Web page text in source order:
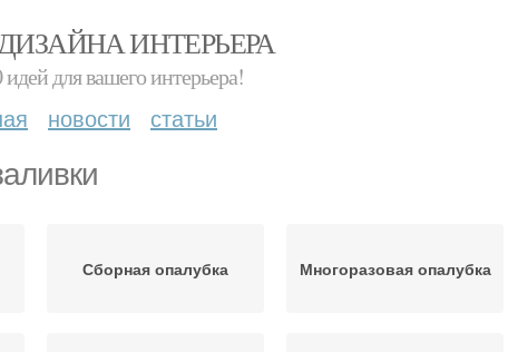
ИНТЕРЬЕРА
идей для вашего интерьера!
новости статьи
Сборная опалубка Многоразовая опалубка